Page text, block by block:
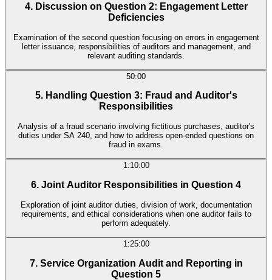
4. Discussion on Question 2: Engagement Letter
Deficiencies
Examination of the second question focusing on errors in engagement
letter issuance, responsibilities of auditors and management, and
relevant auditing standards.
50:00
5. Handling Question 3: Fraud and Auditor's
Responsibilities
Analysis of a fraud scenario involving fictitious purchases, auditor's
duties under SA 240, and how to address open-ended questions on
fraud in exams.
1:10:00
6. Joint Auditor Responsibilities in Question 4
Exploration of joint auditor duties, division of work, documentation
requirements, and ethical considerations when one auditor fails to
perform adequately.
1:25:00
7. Service Organization Audit and Reporting in
Question 5